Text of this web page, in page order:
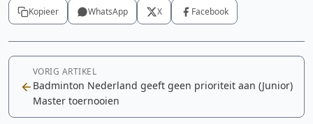
Kopieer WhatsApp X Facebook
VORIG ARTIKEL
Badminton Nederland geeft geen prioriteit aan (Junior)
Master toernooien